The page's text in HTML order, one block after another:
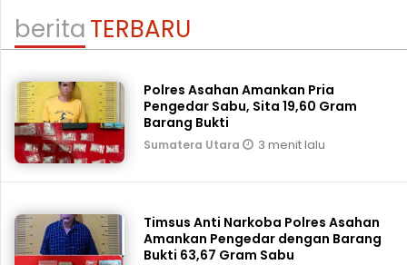
beritaTERBARU
Polres Asahan Amankan Pria
Pengedar Sabu, Sita 19,60 Gram
Barang Bukti
Sumatera Utara 3 menit lalu
Timsus Anti Narkoba Polres Asahan
Amankan Pengedar dengan Barang
Bukti 63,67 Gram Sabu